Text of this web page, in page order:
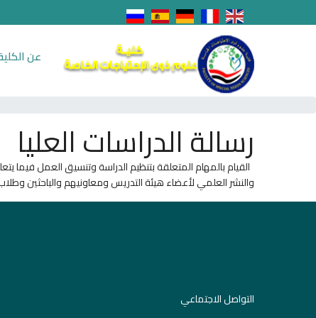
عن
رسالة الدراسات العليا
القيام بالمهام المتعلقة بتنظيم الدراسة وتنسيق العمل فيما
والنشر العلمي لأعضاء هيئة التدريس ومعاونيهم والباحثين وطلاب
التواصل الاجتماعي